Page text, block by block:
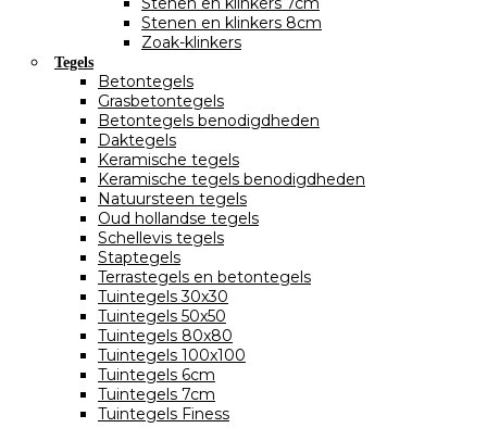
Stenen en klinkers 8cm
Zoak-klinkers
Tegels
Betontegels
Grasbetontegels
Betontegels benodigdheden
Daktegels
Keramische tegels
Keramische tegels benodigdheden
Natuursteen tegels
Oud hollandse tegels
Schellevis tegels
Staptegels
Terrastegels en betontegels
Tuintegels 30x30
Tuintegels 50x50
Tuintegels 80x80
Tuintegels 100x100
Tuintegels 6cm
Tuintegels 7cm
Tuintegels Finess